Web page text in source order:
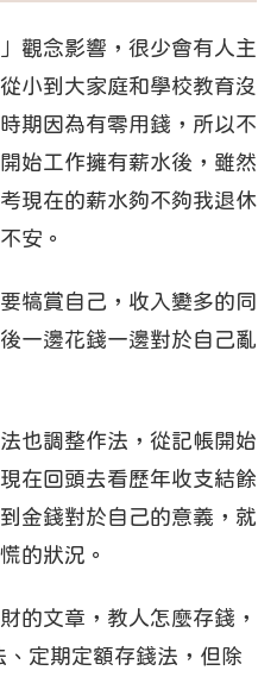
觀念影響，很少會有人主
小到大家庭和學校教育沒
期因為有零用錢，所以不
始工作擁有薪水後，雖然
現在的薪水夠不夠我退休
安。
犒賞自己，收入變多的同
一邊花錢一邊對於自己亂
也調整作法，從記帳開始
在回頭去看歷年收支結餘
金錢對於自己的意義，就
的狀況。
的文章，教人怎麼存錢，
定期定額存錢法，但除